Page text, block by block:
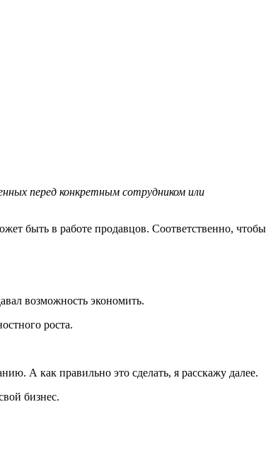
перед конкретным сотрудником или
быть в работе продавцов. Соответственно, чтобы
возможность экономить.
роста.
А как правильно это сделать, я расскажу далее.
бизнес.